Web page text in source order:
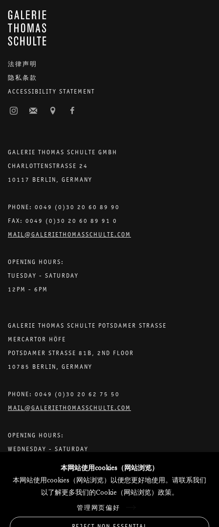
GALERIE THOMAS SCHULTE
法律声明
隐私条款
ACCESSIBILITY STATEMENT
GALERIE THOMAS SCHULTE GMBH
CHARLOTTENSTRASSE 24
10117 BERLIN, GERMANY
PHONE: 0049 (0)30 20 60 89 90
FAX: 0049 (0)30 20 60 89 91 0
MAIL@GALERIETHOMASSCHULTE.COM
OPENING HOURS:
TUESDAY - SATURDAY
12PM - 6PM
GALERIE THOMAS SCHULTE POTSDAMER STRASSE
MERCARTOR HÖFE
POTSDAMER STRASSE 81B, 2ND FLOOR
10785 BERLIN, GERMANY
PHONE: 0049 (0)30 20 62 75 50
MAIL@GALERIETHOMASSCHULTE.COM
OPENING HOURS:
WEDNESDAY - SATURDAY
托马斯·舒尔特画廊将根据我们的隐私政策处理您所提供的个人数据
管理网页偏好
本网站使用cookies（网站浏览）
本网站使用cookies（网站浏览）以便您更好地使用。请联系我们
以了解更多我们的Cookie（网站浏览）政策。
管理网页偏好